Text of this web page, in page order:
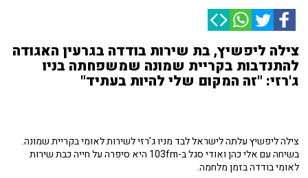
צילה ליפשיץ, בת שירות בודדה בגרעין האגודה
להתנדבות בקריית שמונה שמשפחתה בניו
ג'רזי: "זה המקום שלי להיות בעתיד"
צילה ליפשיץ עלתה לישראל לבד מניו ג'רזי לשירות לאומי בקריית שמונה.
בשיחה עם אלי כהן ואודי סגל ב-103fm היא סיפרה על חייה כבת שירות
לאומי בודדה בזמן מלחמה.